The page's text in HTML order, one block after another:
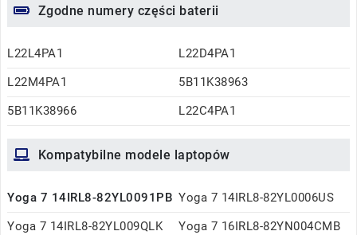
Zgodne numery części baterii
L22L4PA1
L22D4PA1
L22M4PA1
5B11K38963
5B11K38966
L22C4PA1
Kompatybilne modele laptopów
Yoga 7 14IRL8-82YL0091PB Yoga 7 14IRL8-82YL0006US
Yoga 7 14IRL8-82YL009QLK
Yoga 7 16IRL8-82YN004CMB